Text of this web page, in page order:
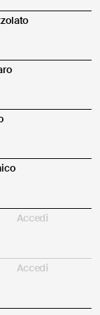
Accedi
Accedi
Reg. (UE)